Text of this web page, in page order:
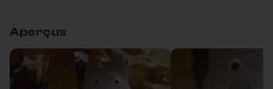
répondre à vos éventuelles questions.
Trailer Totoro Voir
Aperçus